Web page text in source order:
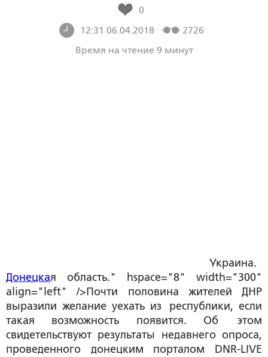
0
12:31 06.04.2018
2726
Время на чтение 9 минут
Украина.
Донецкая область." hspace="8" width="300"
align="left" />Почти половина жителей ДНР
выразили желание уехать из республики, если
такая возможность появится. Об этом
свидетельствуют результаты недавнего опроса,
проведенного донецким порталом DNR-LIVE